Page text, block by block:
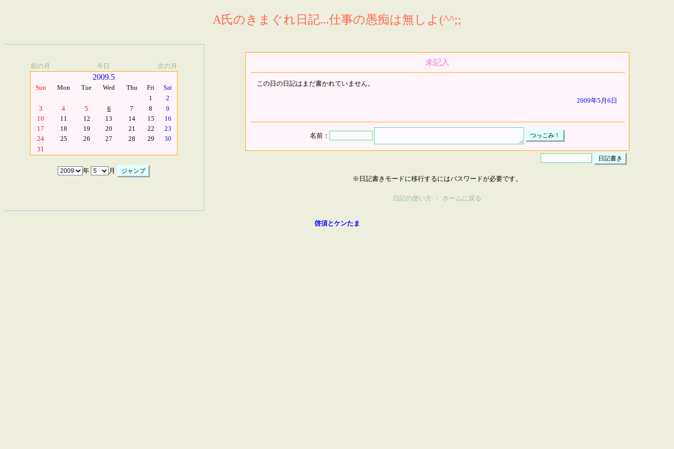
A氏のきまぐれ日記...仕事の愚痴は無しよ(^^;;
前の月 今日 次の月
2009.5
Sun Mon Tue Wed Thu Fri
Sat
1
2
3
4 5 6 7 8
9
10
11 12 13 14 15
16
17
18 19 20 21 22
23
24
25 26 27 28 29
30
31
年 月
未記入
この日の日記はまだ書かれていません。
2009年5月6日
名前：
※日記書きモードに移行するにはパスワードが必要です。
日記の使い方 ・ ホームに戻る
啓須とケンたま